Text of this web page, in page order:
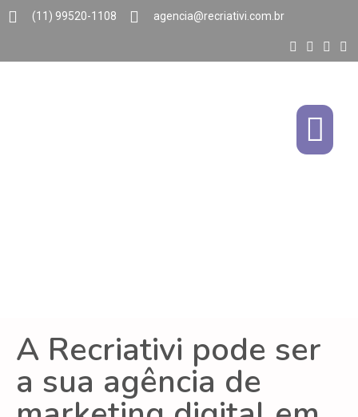
(11) 99520-1108 agencia@recriativi.com.br
A Recriativi pode ser
a sua agência de